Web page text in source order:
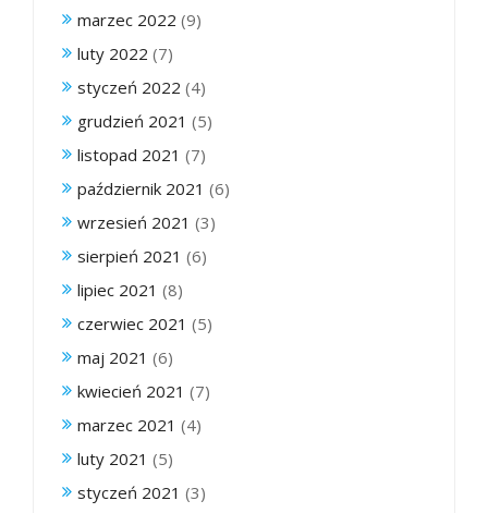
marzec 2022 (9)
luty 2022 (7)
styczeń 2022 (4)
grudzień 2021 (5)
listopad 2021 (7)
październik 2021 (6)
wrzesień 2021 (3)
sierpień 2021 (6)
lipiec 2021 (8)
czerwiec 2021 (5)
maj 2021 (6)
kwiecień 2021 (7)
marzec 2021 (4)
luty 2021 (5)
styczeń 2021 (3)